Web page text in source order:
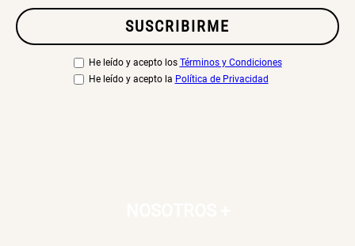
SUSCRIBIRME
He leído y acepto los Términos y Condiciones
He leído y acepto la Política de Privacidad